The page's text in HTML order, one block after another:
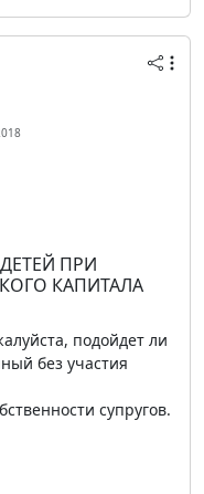
ПРИ
КАПИТАЛА
подойдет ли
без участия
супругов.